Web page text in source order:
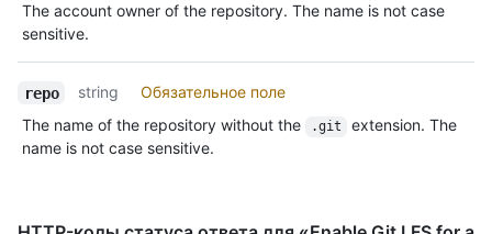
The account owner of the repository. The name is not case
sensitive.
repo string
Обязательное поле
The name of the repository without the
.git
extension. The
name is not case sensitive.